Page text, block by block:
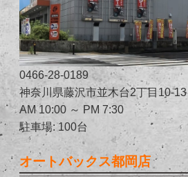
0466-28-0189
神奈川県藤沢市並木台2丁目10-13
AM 10:00 ～ PM 7:30
駐車場: 100台
オートバックス都岡店